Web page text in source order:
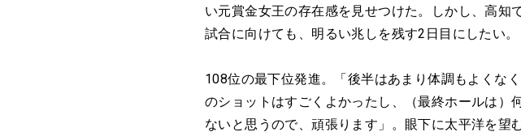
い元賞金女王の存在感を見せつけた。しかし、高知
試合に向けても、明るい兆しを残す2日目にしたい。
108位の最下位発進。「後半はあまり体調もよくな
のショットはすごくよかったし、（最終ホールは）
ないと思うので、頑張ります」。眼下に太平洋を望